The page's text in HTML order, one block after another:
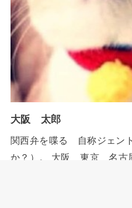
大阪 太郎
関西弁を喋る 自称ジェン
か？）。 大阪 東京 名古